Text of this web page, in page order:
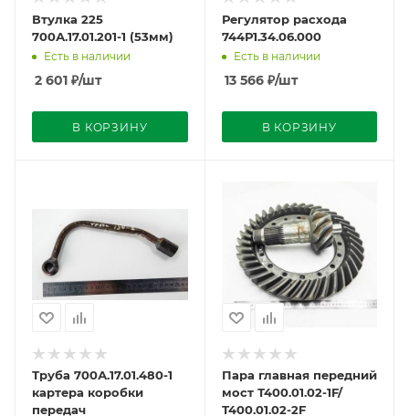
Втулка 225
700А.17.01.201-1 (53мм)
Есть в наличии
2 601 ₽/шт
В КОРЗИНУ
Регулятор расхода
744Р1.34.06.000
Есть в наличии
13 566₽/шт
В КОРЗИНУ
Труба 700А.17.01.480-1
картера коробки
передач
Пара главная передний
мост Т400.01.02-1F/
Т400.01.02-2F